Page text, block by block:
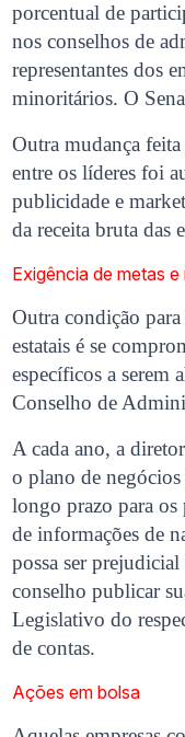
porcentual de
nos conselhos de
representantes dos
minoritários. O
Outra mudança
entre os líderes foi
publicidade e
da receita bruta das
Exigência de metas
Outra condição
estatais é se
específicos a serem
Conselho de
A cada ano, a
o plano de negócios
longo prazo para
de informações de
possa ser prejudicial
conselho publicar
Legislativo do
de contas.
Ações em bolsa